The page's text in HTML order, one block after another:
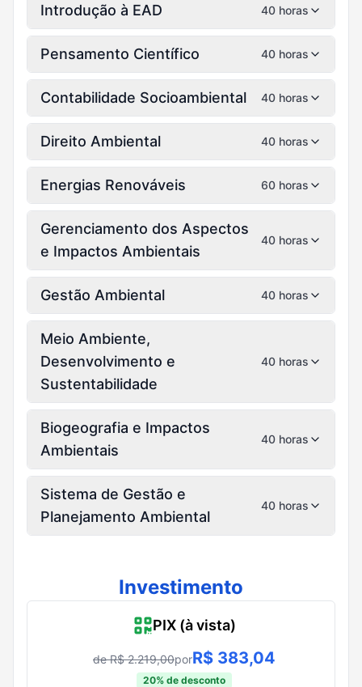
Introdução à EAD 40 horas
Pensamento Científico 40 horas
Contabilidade Socioambiental 40 horas
Direito Ambiental 40 horas
Energias Renováveis 60 horas
Gerenciamento dos Aspectos
e Impactos Ambientais
40 horas
Gestão Ambiental 40 horas
Meio Ambiente,
Desenvolvimento e
Sustentabilidade
40 horas
Biogeografia e Impactos
Ambientais
40 horas
Sistema de Gestão e
Planejamento Ambiental
40 horas
Investimento
PIX (à vista)
de R$2.219,00porR$ 383,04
20% de desconto